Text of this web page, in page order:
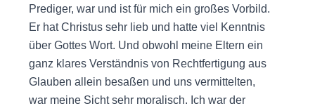
Prediger, war und ist für mich ein großes Vorbild.
Er hat Christus sehr lieb und hatte viel Kenntnis
über Gottes Wort. Und obwohl meine Eltern ein
ganz klares Verständnis von Rechtfertigung aus
Glauben allein besaßen und uns vermittelten,
war meine Sicht sehr moralisch. Ich war der